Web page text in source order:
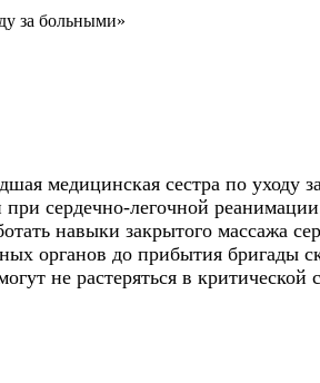
за больными»
медицинская сестра по уходу
сердечно-легочной
навыки закрытого массажа
органов до прибытия бригады
не растеряться в критической